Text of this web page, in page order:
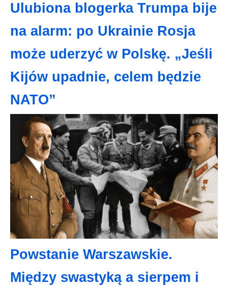
Ulubiona blogerka Trumpa bije
na alarm: po Ukrainie Rosja
może uderzyć w Polskę. „Jeśli
Kijów upadnie, celem będzie
NATO”
Powstanie Warszawskie.
Między swastyką a sierpem i